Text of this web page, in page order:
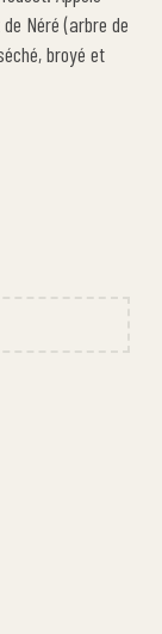
Néré (arbre de
broyé et